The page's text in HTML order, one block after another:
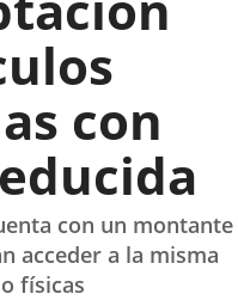
con
con un montante
acceder a la misma
físicas